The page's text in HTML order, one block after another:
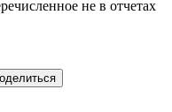
не в отчетах